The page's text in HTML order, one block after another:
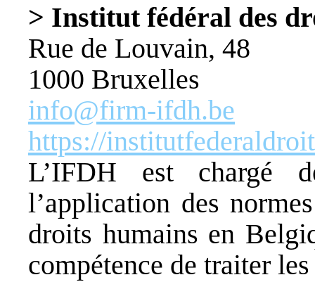
> Institut fédéral des
Rue de Louvain, 48
1000 Bruxelles
info@firm-ifdh.be
https://
L’IFDH est chargé
l’application des
droits humains en
compétence de traiter